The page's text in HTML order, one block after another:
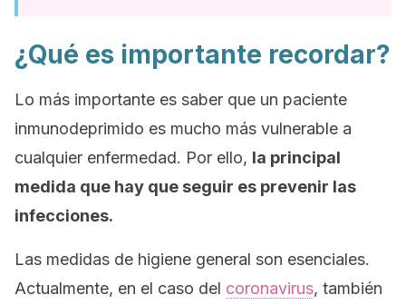
¿Qué es importante recordar?
Lo más importante es saber que un paciente
inmunodeprimido es mucho más vulnerable a
cualquier enfermedad. Por ello, la principal
medida que hay que seguir es prevenir las
infecciones.
Las medidas de higiene general son esenciales.
Actualmente, en el caso del coronavirus, también